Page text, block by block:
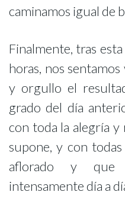
caminamos igual de
Finalmente, tras
horas, nos
y orgullo el
grado del día
con toda la alegría y
supone, y con
aflorado y que
intensamente día a